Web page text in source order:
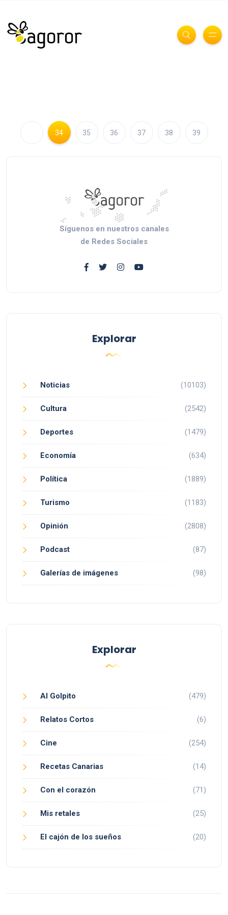
34 35 36 37 38 39
Síguenos en nuestros canales
de Redes Sociales
Explorar
Noticias (10103)
Cultura (2542)
Deportes (1479)
Economía (634)
Política (1889)
Turismo (1183)
Opinión (2808)
Podcast (87)
Galerías de imágenes (98)
Explorar
Al Golpito (479)
Relatos Cortos (6)
Cine (254)
Recetas Canarias (14)
Con el corazón (71)
Mis retales (25)
El cajón de los sueños (20)